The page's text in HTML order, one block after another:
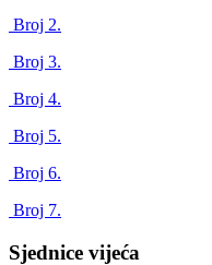
Broj 2.
Broj 3.
Broj 4.
Broj 5.
Broj 6.
Broj 7.
Sjednice vijeća